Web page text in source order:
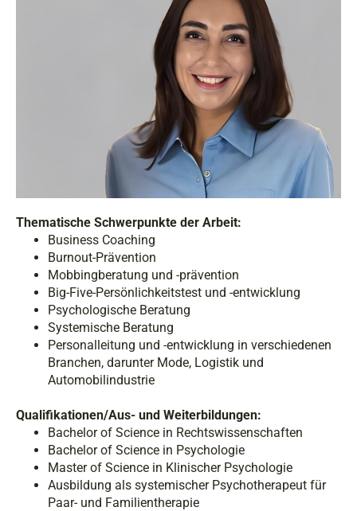
Thematische Schwerpunkte der Arbeit:
Business Coaching
Burnout-Prävention
Mobbingberatung und -prävention
Big-Five-Persönlichkeitstest und -entwicklung
Psychologische Beratung
Systemische Beratung
Personalleitung und -entwicklung in verschiedenen
Branchen, darunter Mode, Logistik und
Automobilindustrie
Qualifikationen/Aus- und Weiterbildungen:
Bachelor of Science in Rechtswissenschaften
Bachelor of Science in Psychologie
Master of Science in Klinischer Psychologie
Ausbildung als systemischer Psychotherapeut für
Paar- und Familientherapie